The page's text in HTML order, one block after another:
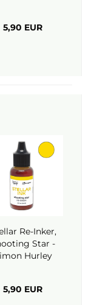
5,90 EUR
Re-Inker,
Star -
Hurley
5,90 EUR